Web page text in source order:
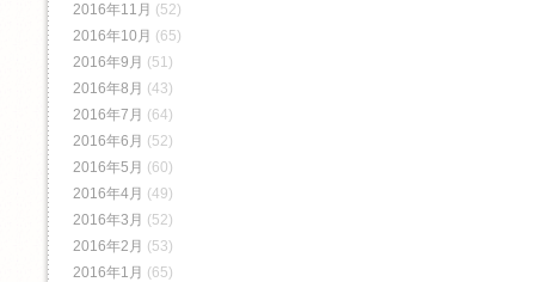
2016年11月 (52)
2016年10月 (65)
2016年9月 (51)
2016年8月 (43)
2016年7月 (64)
2016年6月 (52)
2016年5月 (60)
2016年4月 (49)
2016年3月 (52)
2016年2月 (53)
2016年1月 (65)